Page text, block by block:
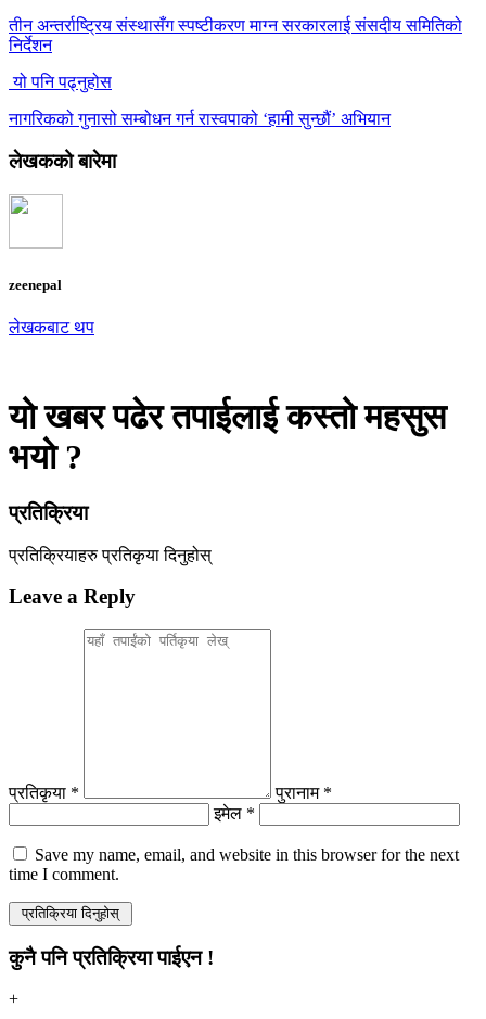
तीन अन्तर्राष्ट्रिय संस्थासँग स्पष्टीकरण माग्न सरकारलाई संसदीय समितिको
निर्देशन
यो पनि पढ्नुहोस
नागरिकको गुनासो सम्बोधन गर्न रास्वपाको ‘हामी सुन्छौं’ अभियान
लेखकको बारेमा
zeenepal
लेखकबाट थप
यो खबर पढेर तपाईलाई कस्तो महसुस
भयो ?
प्रतिक्रिया
प्रतिक्रियाहरुप्रतिकृया दिनुहोस्
Leave a Reply
प्रतिकृया *
पुरानाम *
इमेल *
Save my name, email, and website in this browser for the next
time I comment.
कुनै पनि प्रतिक्रिया पाईएन !
+